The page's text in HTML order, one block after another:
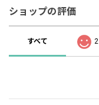
ショップの評価
すべて